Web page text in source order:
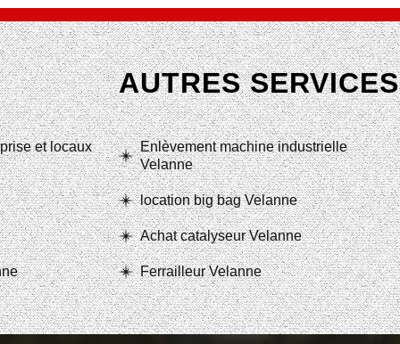
AUTRES SERVICES
et locaux
Enlèvement machine industrielle
Velanne
location big bag Velanne
Achat catalyseur Velanne
Ferrailleur Velanne